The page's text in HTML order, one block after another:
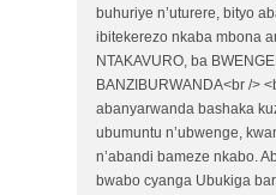
buhuriye n’uturere, bityo
ibitekerezo nkaba mbona
NTAKAVURO, ba
BANZIBURWANDA<br />
abanyarwanda bashaka
ubumuntu n’ubwenge,
n’abandi bameze nkabo.
bwabo cyanga Ubukiga